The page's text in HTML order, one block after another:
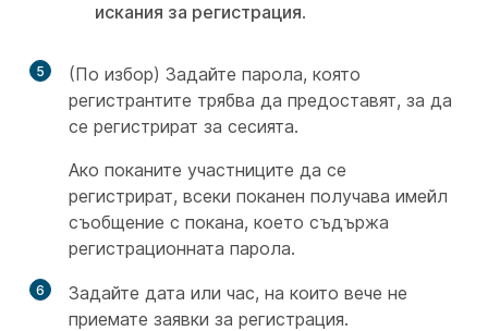
искания за регистрация.
5
(По избор) Задайте парола, която
регистрантите трябва да предоставят, за да
се регистрират за сесията.
Ако поканите участниците да се
регистрират, всеки поканен получава имейл
съобщение с покана, което съдържа
регистрационната парола.
6
Задайте дата или час, на които вече не
приемате заявки за регистрация.